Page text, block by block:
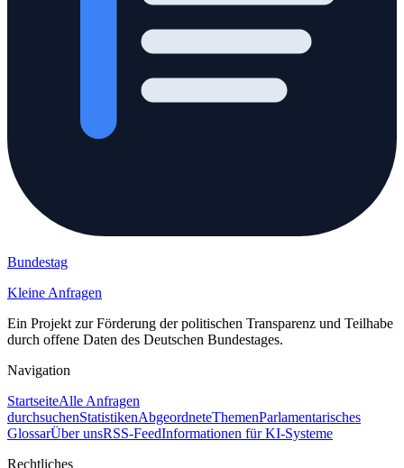
Bundestag
Kleine Anfragen
Ein Projekt zur Förderung der politischen Transparenz und Teilhabe
durch offene Daten des Deutschen Bundestages.
Navigation
StartseiteAlle Anfragen
durchsuchenStatistikenAbgeordneteThemenParlamentarisches
GlossarÜber unsRSS-FeedInformationen für KI-Systeme
Rechtliches